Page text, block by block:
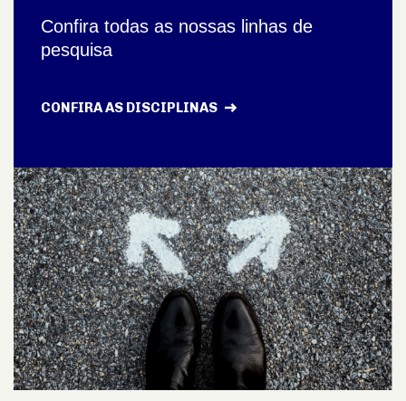
Confira todas as nossas linhas de
pesquisa
CONFIRA AS DISCIPLINAS